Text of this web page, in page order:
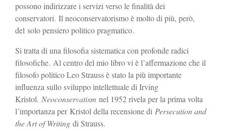
possono indirizzare i servizi verso le finalità dei
conservatori. Il neoconservatorismo è molto di più, però,
del solo pensiero politico pragmatico.
Si tratta di una filosofia sistematica con profonde radici
filosofiche. Al centro del mio libro vi è l’affermazione che il
filosofo politico Leo Strauss è stato la più importante
influenza sullo sviluppo intellettuale di Irving
Kristol. Neoconservatism nel 1952 rivela per la prima volta
l’importanza per Kristol della recensione di Persecution and
the Art of Writing di Strauss.